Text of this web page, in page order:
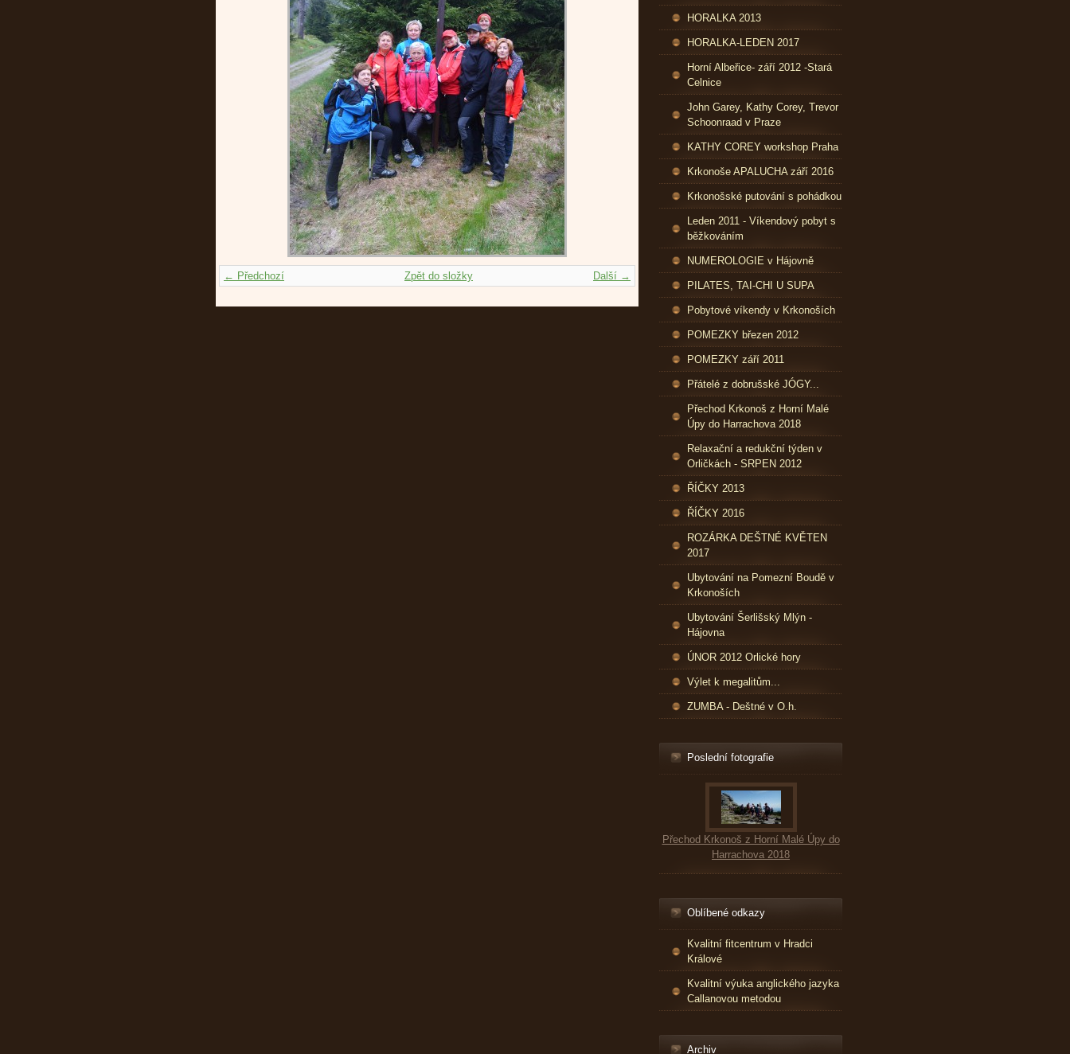
← Předchozí Další →
Zpět do složky
HORALKA 2013
HORALKA-LEDEN 2017
Horní Albeřice- září 2012 -Stará
Celnice
John Garey, Kathy Corey, Trevor
Schoonraad v Praze
KATHY COREY workshop Praha
Krkonoše APALUCHA září 2016
Krkonošské putování s pohádkou
Leden 2011 - Víkendový pobyt s
běžkováním
NUMEROLOGIE v Hájovně
PILATES, TAI-CHI U SUPA
Pobytové víkendy v Krkonoších
POMEZKY březen 2012
POMEZKY září 2011
Přátelé z dobrušské JÓGY...
Přechod Krkonoš z Horní Malé
Úpy do Harrachova 2018
Relaxační a redukční týden v
Orličkách - SRPEN 2012
ŘÍČKY 2013
ŘÍČKY 2016
ROZÁRKA DEŠTNÉ KVĚTEN
2017
Ubytování na Pomezní Boudě v
Krkonoších
Ubytování Šerlišský Mlýn -
Hájovna
ÚNOR 2012 Orlické hory
Výlet k megalitům...
ZUMBA - Deštné v O.h.
Poslední fotografie
Přechod Krkonoš z Horní Malé Úpy do
Harrachova 2018
Oblíbené odkazy
Kvalitní fitcentrum v Hradci
Králové
Kvalitní výuka anglického jazyka
Callanovou metodou
Archiv